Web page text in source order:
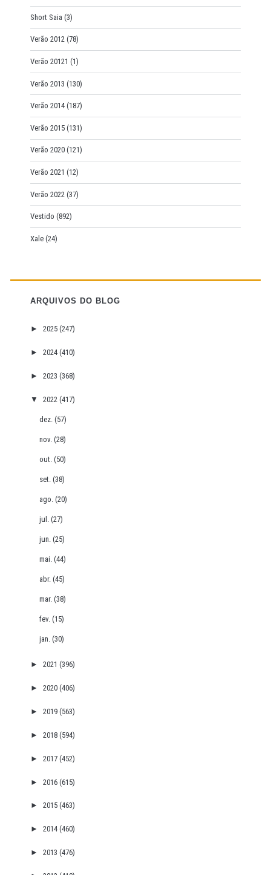
Short Saia (3)
Verão 2012 (78)
Verão 20121 (1)
Verão 2013 (130)
Verão 2014 (187)
Verão 2015 (131)
Verão 2020 (121)
Verão 2021 (12)
Verão 2022 (37)
Vestido (892)
Xale (24)
ARQUIVOS DO BLOG
► 2025 (247)
► 2024 (410)
► 2023 (368)
▼ 2022 (417)
dez.(57)
nov.(28)
out.(50)
set.(38)
ago.(20)
jul.(27)
jun.(25)
mai.(44)
abr.(45)
mar.(38)
fev.(15)
jan.(30)
► 2021 (396)
► 2020 (406)
► 2019 (563)
► 2018 (594)
► 2017 (452)
► 2016 (615)
► 2015 (463)
► 2014 (460)
► 2013 (476)